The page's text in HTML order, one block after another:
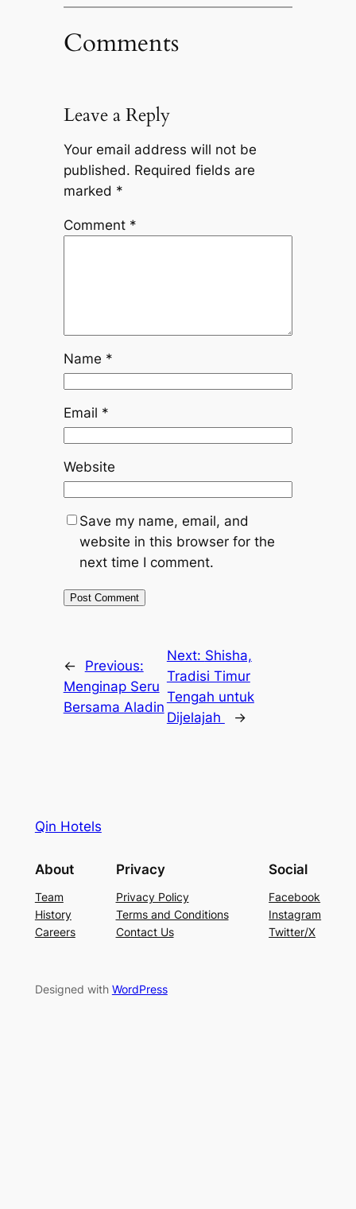
Comments
Leave a Reply
Your email address will not be
published. Required fields are
marked *
Comment *
Name *
Email *
Website
Save my name, email, and
website in this browser for the
next time I comment.
←
Previous:
Menginap Seru
Bersama Aladin
Next: Shisha,
Tradisi Timur
Tengah untuk
Dijelajah
→
Qin Hotels
About
Team
History
Careers
Privacy
Privacy Policy
Terms and Conditions
Contact Us
Social
Facebook
Instagram
Twitter/X
Designed with WordPress